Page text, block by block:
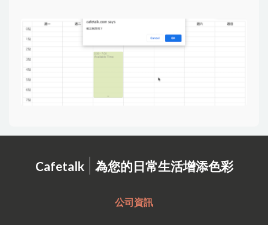
Cafetalk | 為您的日常生活增添色彩
公司資訊